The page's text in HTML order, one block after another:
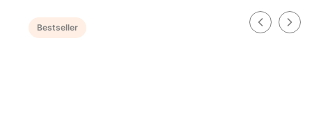
Bestseller